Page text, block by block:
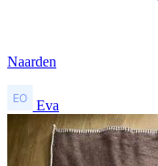
Naarden
Eva